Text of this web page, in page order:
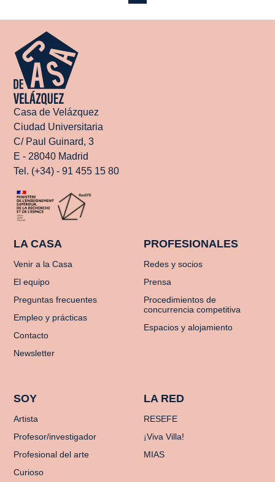
Casa de Velázquez
Ciudad Universitaria
C/ Paul Guinard, 3
E - 28040 Madrid
Tel. (+34) - 91 455 15 80
LA CASA
Venir a la Casa
El equipo
Preguntas frecuentes
Empleo y prácticas
Contacto
Newsletter
PROFESIONALES
Redes y socios
Prensa
Procedimientos de
concurrencia competitiva
Espacios y alojamiento
SOY
Artista
Profesor/investigador
Profesional del arte
Curioso
LA RED
RESEFE
¡Viva Villa!
MIAS